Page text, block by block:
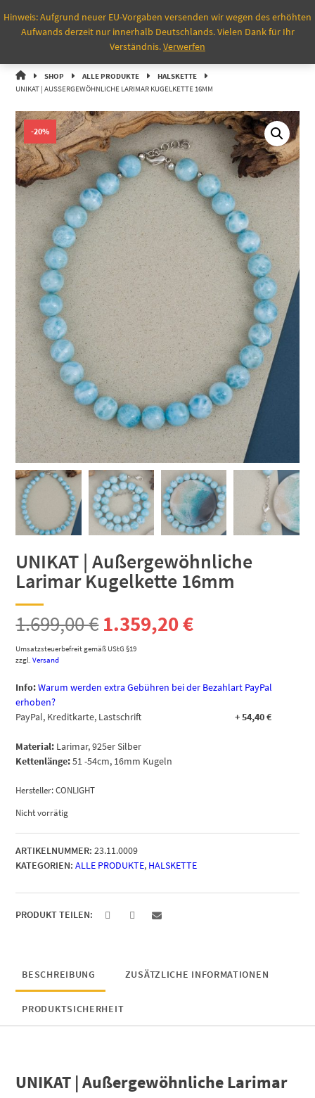
Hinweis: Aufgrund neuer EU-Vorgaben versenden wir wegen des erhöhten
Aufwands derzeit nur innerhalb Deutschlands. Vielen Dank für Ihr
Verständnis.Verwerfen
zum
Inhalt
0
CONLIGHT
SHOP ALLE PRODUKTE
HALSKETTE
UNIKAT | AUSSERGEWÖHNLICHE LARIMAR KUGELKETTE 16MM
-20%
UNIKAT | Außergewöhnliche
Larimar Kugelkette 16mm
1.699,00€ Ursprünglicher
Preis
war:
1.699,00 €
1.359,20€Aktueller
ist:
1.359,20 €.
Umsatzsteuerbefreit gemäß UStG §19
zzgl.Versand
Info:Warum werden extra Gebühren bei der Bezahlart PayPal
erhoben?
PayPal, Kreditkarte, Lastschrift
+54,40€
Material: Larimar, 925er Silber
Kettenlänge:51 -54cm, 16mm Kugeln
Hersteller:CONLIGHT
Nicht vorrätig
ARTIKELNUMMER: 23.11.0009
KATEGORIEN: ALLE PRODUKTE, HALSKETTE
PRODUKT TEILEN:
BESCHREIBUNG ZUSÄTZLICHE INFORMATIONEN
PRODUKTSICHERHEIT
UNIKAT | Außergewöhnliche Larimar